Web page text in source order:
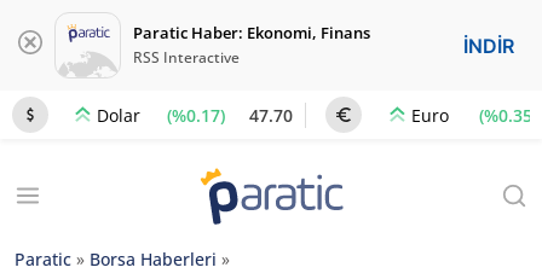
Paratic Haber: Ekonomi, Finans
RSS Interactive İNDİR
Dolar (%0.17) 47.70 Euro (%0.35)
Paratic » Borsa Haberleri »